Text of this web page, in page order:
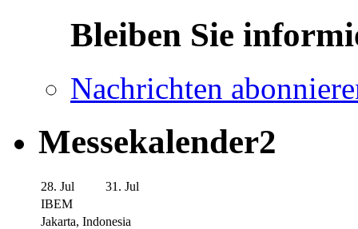
Bleiben Sie
Nachrichten
Messekalender2
28. Jul
31. Jul
IBEM
Jakarta, Indonesia